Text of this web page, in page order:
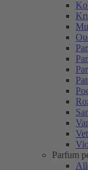
Parfum